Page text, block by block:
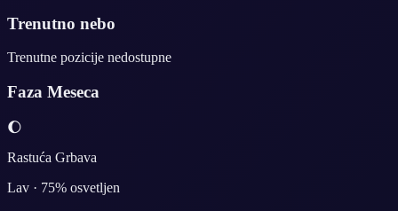
Trenutno nebo
Trenutne pozicije nedostupne
Faza Meseca
🌔
Rastuća Grbava
Lav · 75% osvetljen